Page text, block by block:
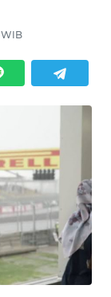
WIB